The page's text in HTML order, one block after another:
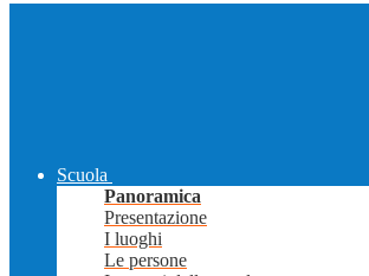
Scuola
Panoramica
Presentazione
I luoghi
Le persone